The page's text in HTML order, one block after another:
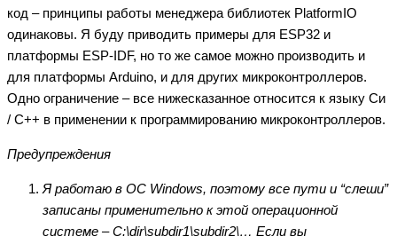
код – принципы работы менеджера библиотек PlatformIO
одинаковы. Я буду приводить примеры для ESP32 и
платформы ESP-IDF, но то же самое можно производить и
для платформы Arduino, и для других микроконтроллеров.
Одно ограничение – все нижесказанное относится к языку Си
/ С++ в применении к программированию микроконтроллеров.
Предупреждения
Я работаю в ОС Windows, поэтому все пути и “слеши”
записаны применительно к этой операционной
системе – C:\dir\subdir1\subdir2\… Если вы